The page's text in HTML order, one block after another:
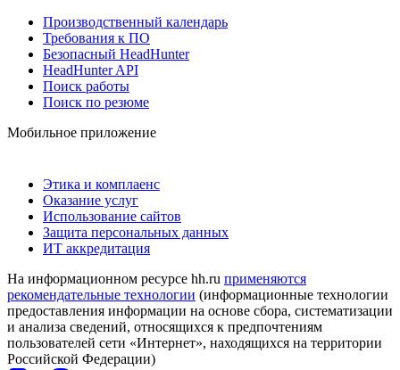
Производственный календарь
Требования к ПО
Безопасный HeadHunter
HeadHunter API
Поиск работы
Поиск по резюме
Мобильное приложение
Этика и комплаенс
Оказание услуг
Использование сайтов
Защита персональных данных
ИТ аккредитация
На информационном ресурсе hh.ru применяются
рекомендательные технологии (информационные технологии
предоставления информации на основе сбора, систематизации
и анализа сведений, относящихся к предпочтениям
пользователей сети «Интернет», находящихся на территории
Российской Федерации)